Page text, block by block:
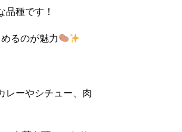
種です！
るのが魅力
レーやシチュー、肉